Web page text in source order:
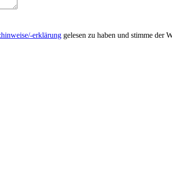
erklärung gelesen zu haben und stimme der